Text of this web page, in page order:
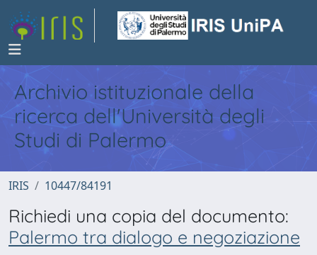
Archivio istituzionale della
ricerca dell'Università degli
Studi di Palermo
IRIS 10447/84191
Richiedi una copia del documento:
Palermo tra dialogo e negoziazione